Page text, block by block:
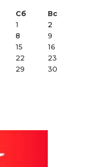
Сб
Вс
1
2
8
9
15
16
22
23
29
30